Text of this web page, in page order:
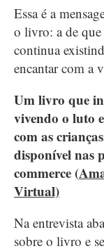
Essa é a
o livro: a de que
continua
encantar com a
Um livro que
vivendo o luto
com as
disponível nas
commerce (
Virtual)
Na entrevista
sobre o livro e